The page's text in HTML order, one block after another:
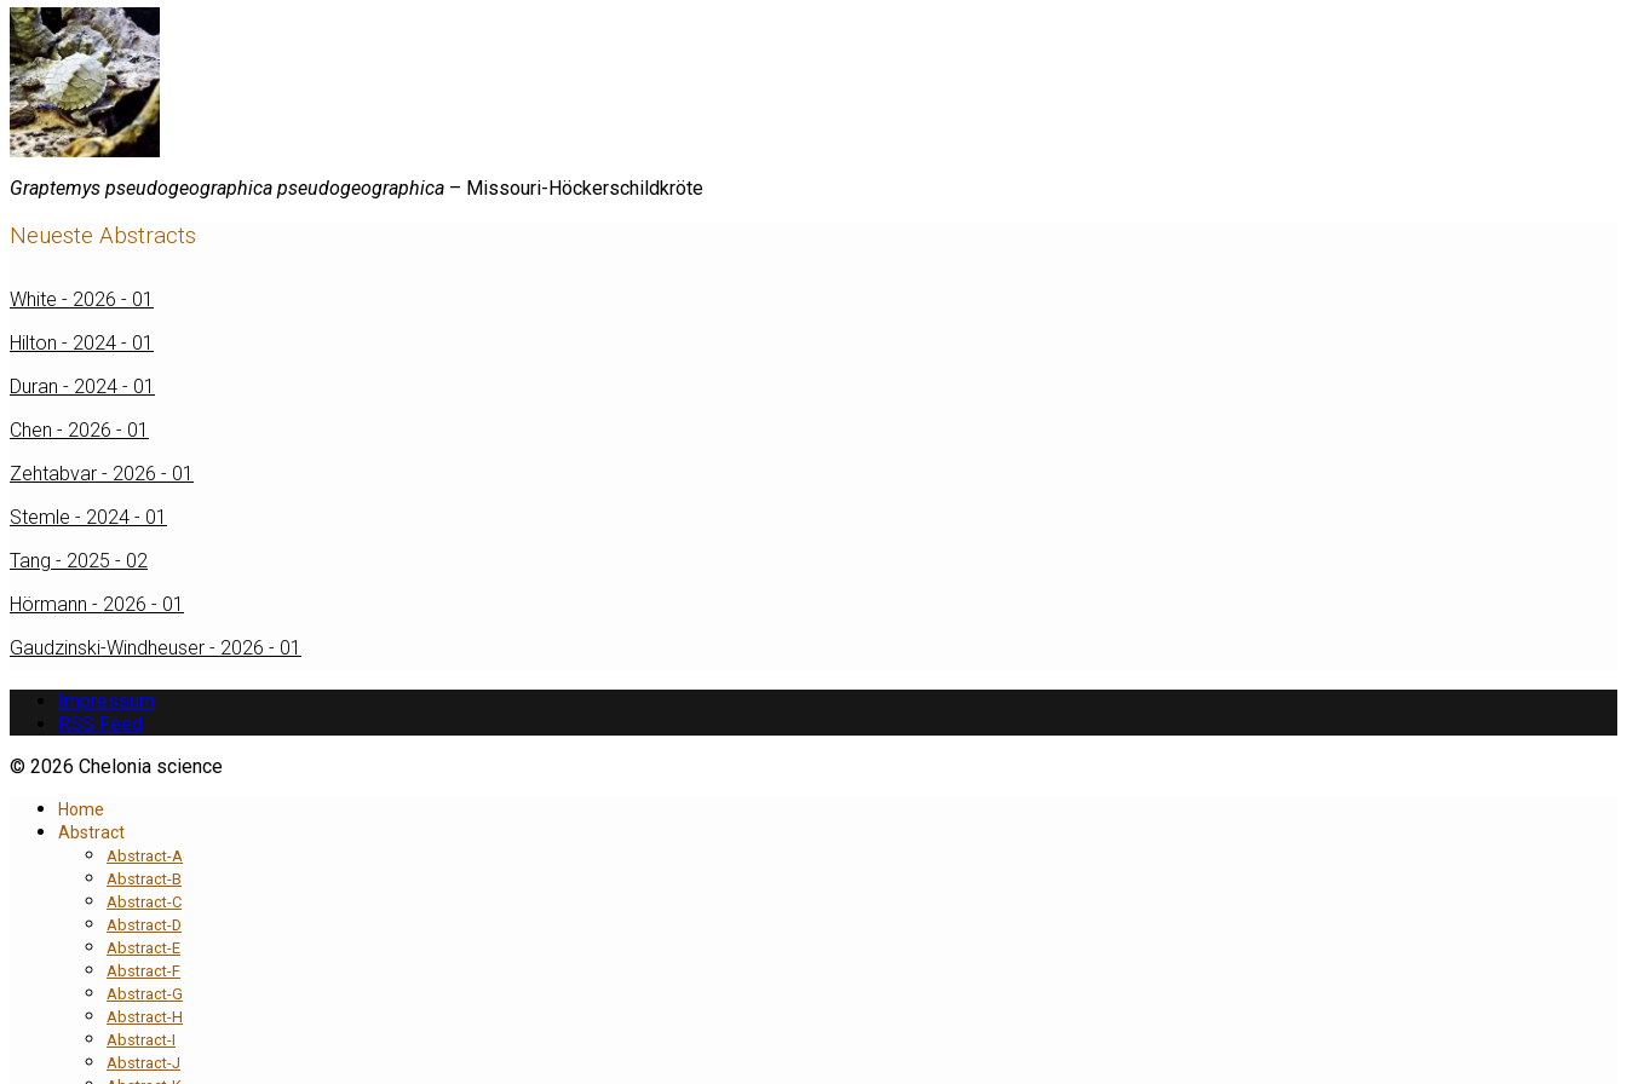
Graptemys pseudogeographica pseudogeographica – Missouri-Höckerschildkröte
Neueste Abstracts
White - 2026 - 01
Hilton - 2024 - 01
Duran - 2024 - 01
Chen - 2026 - 01
Zehtabvar - 2026 - 01
Stemle - 2024 - 01
Tang - 2025 - 02
Hörmann - 2026 - 01
Gaudzinski-Windheuser - 2026 - 01
Impressum
RSS Feed
© 2026 Chelonia science
Home
Abstract
Abstract-A
Abstract-B
Abstract-C
Abstract-D
Abstract-E
Abstract-F
Abstract-G
Abstract-H
Abstract-I
Abstract-J